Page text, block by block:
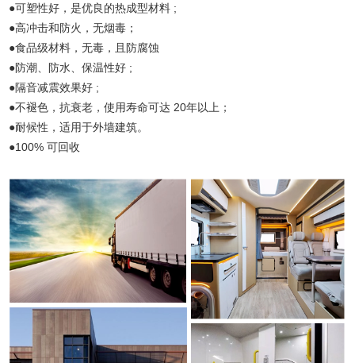
●可塑性好，是优良的热成型材料 ;
●高冲击和防火，无烟毒；
●食品级材料，无毒，且防腐蚀
●防潮、防水、保温性好 ;
●隔音减震效果好 ;
●不褪色，抗衰老，使用寿命可达 20年以上；
●耐候性，适用于外墙建筑。
●100% 可回收